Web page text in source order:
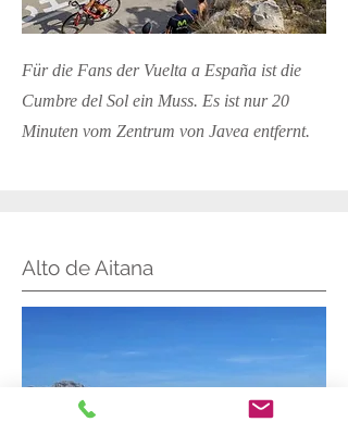
Für die Fans der Vuelta a España ist die
Cumbre del Sol ein Muss. Es ist nur 20
Minuten vom Zentrum von Javea entfernt.
Alto de Aitana